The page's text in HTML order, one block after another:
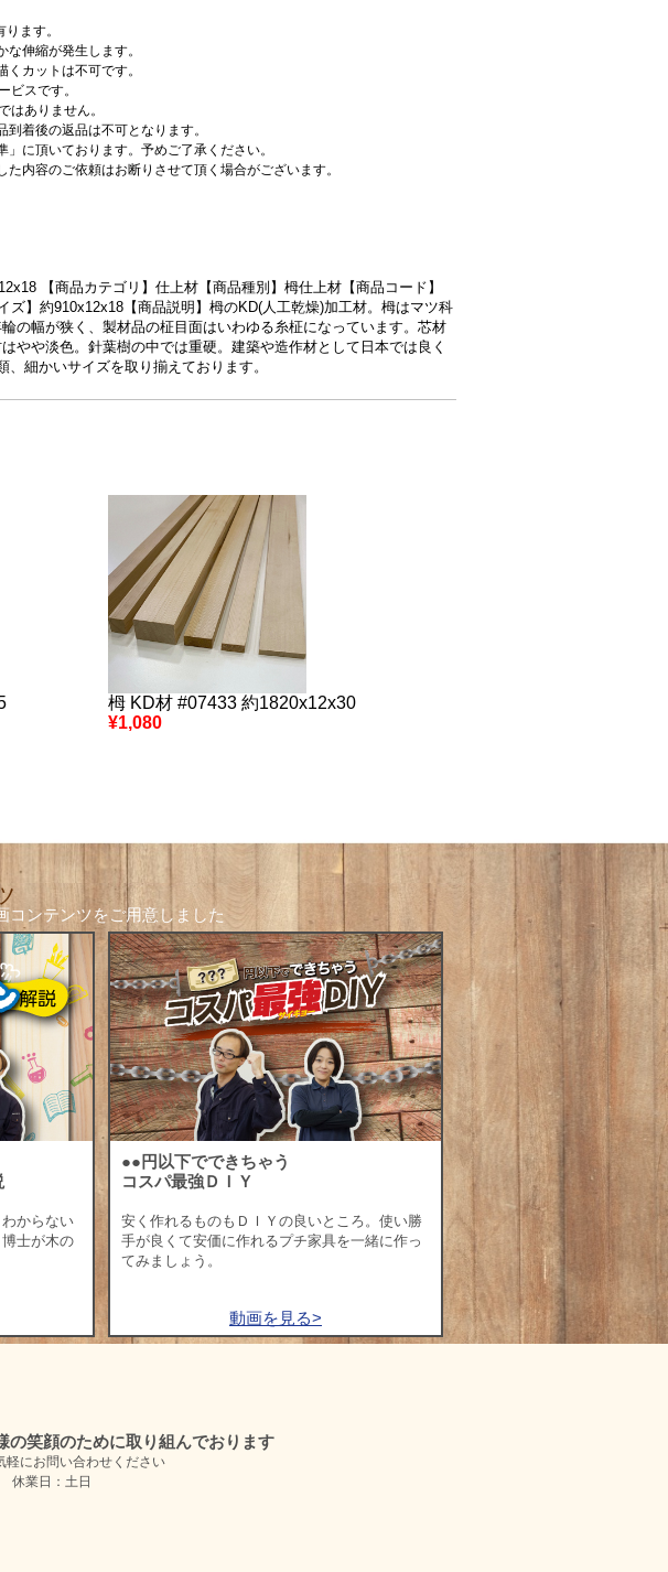
ます。
伸縮が発生します。
カットは不可です。
ビスです。
ありません。
着後の返品は不可となります。
に頂いております。予めご了承ください。
内容のご依頼はお断りさせて頂く場合がございます。
【商品カテゴリ】仕上材【商品種別】栂仕上材【商品コード】
ズ】約910x12x18【商品説明】栂のKD(人工乾燥)加工材。栂はマツ科
の幅が狭く、製材品の柾目面はいわゆる糸柾になっています。芯材
やや淡色。針葉樹の中では重硬。建築や造作材として日本では良く
細かいサイズを取り揃えております。
栂 KD材 #07433 約1820x12x30
¥1,080
コンテンツをご用意しました
からない
士が木の
●●円以下でできちゃう
コスパ最強ＤＩＹ
安く作れるものもＤＩＹの良いところ。使い勝
手が良くて安価に作れるプチ家具を一緒に作っ
てみましょう。
動画を見る>
の笑顔のために取り組んでおります
軽にお問い合わせください
休業日：土日